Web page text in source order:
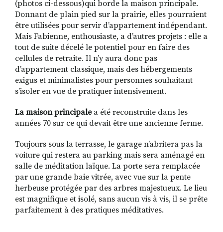
(photos ci-dessous)qui borde la maison principale.
Donnant de plain pied sur la prairie, elles pourraient
être utilisées pour servir d’appartement indépendant.
Mais Fabienne, enthousiaste, a d’autres projets : elle a
tout de suite décelé le potentiel pour en faire des
cellules de retraite. Il n’y aura donc pas
d’appartement classique, mais des hébergements
exigus et minimalistes pour personnes souhaitant
s’isoler en vue de pratiquer intensivement.
La maison principalea été reconstruite dans les
années 70 sur ce qui devait être une ancienne ferme.
Toujours sous la terrasse, le garage n’abritera pas la
voiture qui restera au parking mais sera aménagé en
salle de méditation laïque. La porte sera remplacée
par une grande baie vitrée, avec vue sur la pente
herbeuse protégée par des arbres majestueux. Le lieu
est magnifique et isolé, sans aucun vis à vis, il se prête
parfaitement à des pratiques méditatives.